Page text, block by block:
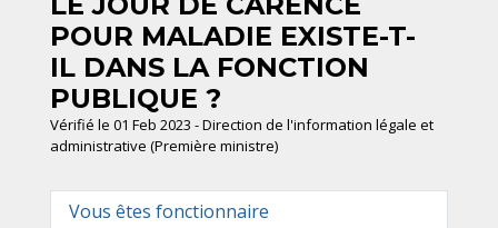
POUR MALADIE EXISTE-T-
IL DANS LA FONCTION
PUBLIQUE ?
Vérifié le 01 Feb 2023 - Direction de l'information légale et
administrative (Première ministre)
Vous êtes fonctionnaire